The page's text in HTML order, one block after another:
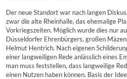
Der neue Standort war nach langen
zwar die alte Rheinhalle, das ehemalige
Vorkriegszeiten. Möglich wurde dies nur
Düsseldorfer Ehrenbürgers, großen
Helmut Hentrich. Nach eigenen
einer langweiligen Rede anlässlich eines
man muss feststellen, dass langweilige
einen Nutzen haben können. Basis der